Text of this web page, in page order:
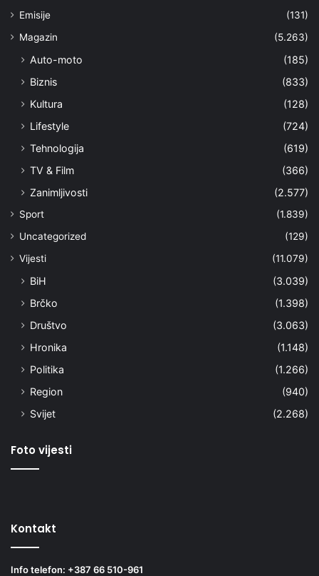
Emisije
(131)
Magazin
(5.263)
Auto-moto
(185)
Biznis
(833)
Kultura
(128)
Lifestyle
(724)
Tehnologija
(619)
TV & Film
(366)
Zanimljivosti
(2.577)
Sport
(1.839)
Uncategorized
(129)
Vijesti
(11.079)
BiH
(3.039)
Brčko
(1.398)
Društvo
(3.063)
Hronika
(1.148)
Politika
(1.266)
Region
(940)
Svijet
(2.268)
Foto vijesti
Kontakt
Info telefon: +387 66 510-961